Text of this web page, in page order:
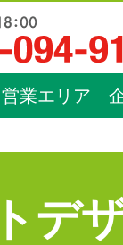
営業エリア
デ